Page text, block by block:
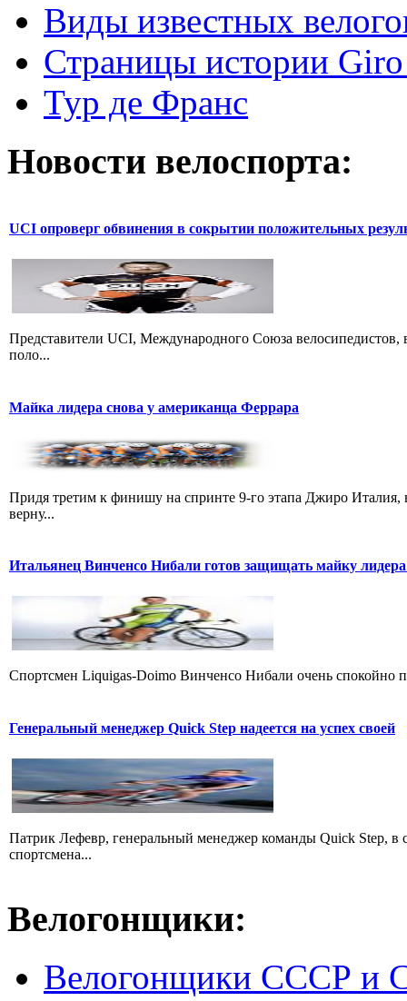
Виды известных
Страницы истории
Тур де Франс
Новости велоспорта:
UCI опроверг обвинения в сокрытии положительных
Представители UCI, Международного Союза
поло...
Майка лидера снова у американца Феррара
Придя третим к финишу на спринте 9-го этапа Джиро
верну...
Итальянец Винченсо Нибали готов защищать майку
Cпортсмен Liquigas-Doimo Винченсо Нибали очень спокойно
Генеральный менеджер Quick Step надеется на успех своей
Патрик Лефевр, генеральный менеджер команды Quick Step, в
спортсмена...
Велогонщики:
Велогонщики СССР и